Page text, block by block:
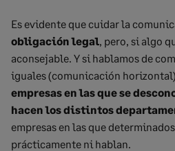
Es evidente que cuidar la
obligación legal, pero, si algo
aconsejable. Y si hablamos de
iguales (comunicación
empresas en las que se
hacen los distintos
empresas en las que
prácticamente ni hablan.